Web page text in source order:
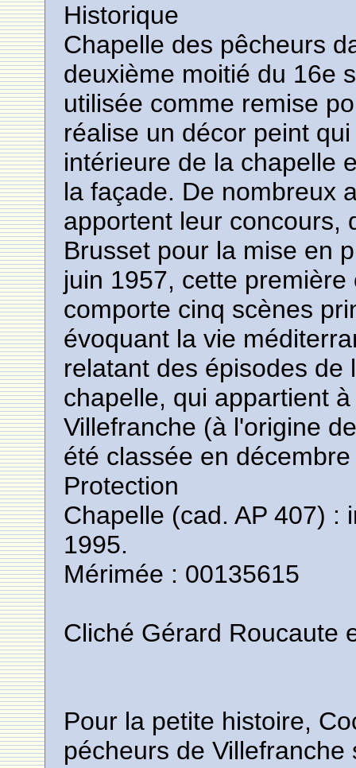
Historique
Chapelle des pêcheurs
deuxième moitié du 16e
utilisée comme remise
réalise un décor peint
intérieure de la chapelle
la façade. De nombreux
apportent leur concours,
Brusset pour la mise en
juin 1957, cette
comporte cinq scènes
évoquant la vie
relatant des épisodes de
chapelle, qui appartient
Villefranche (à l'origine
été classée en
Protection
Chapelle (cad. AP 407) :
1995.
Mérimée : 00135615
Cliché Gérard Roucaute
Pour la petite histoire,
pécheurs de